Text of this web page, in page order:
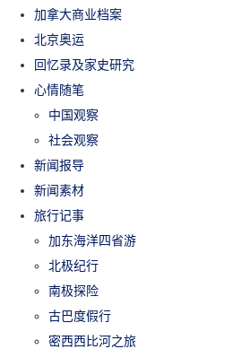
加拿大商业档案
北京奥运
回忆录及家史研究
心情随笔
中国观察
社会观察
新闻报导
新闻素材
旅行记事
加东海洋四省游
北极纪行
南极探险
古巴度假行
密西西比河之旅